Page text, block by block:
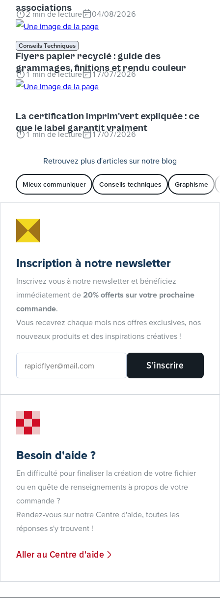
associations
2 min de lecture 04/08/2026
Conseils Techniques
Flyers papier recyclé : guide des
grammages, finitions et rendu couleur
1 min de lecture 17/07/2026
La certification Imprim'vert expliquée : ce
que le label garantit vraiment
1 min de lecture 17/07/2026
Retrouvez plus d'articles sur notre blog
Mieux communiquer Conseils techniques Graphisme
Inscription à notre newsletter
Inscrivez vous à notre newsletter et bénéficiez
immédiatement de 20% offerts sur votre prochaine
commande.
Vous recevrez chaque mois nos offres exclusives, nos
nouveaux produits et des inspirations créatives !
S'inscrire
Besoin d'aide ?
En difficulté pour finaliser la création de votre fichier
ou en quête de renseignements à propos de votre
commande ?
Rendez-vous sur notre Centre d'aide, toutes les
réponses s'y trouvent !
Aller au Centre d'aide